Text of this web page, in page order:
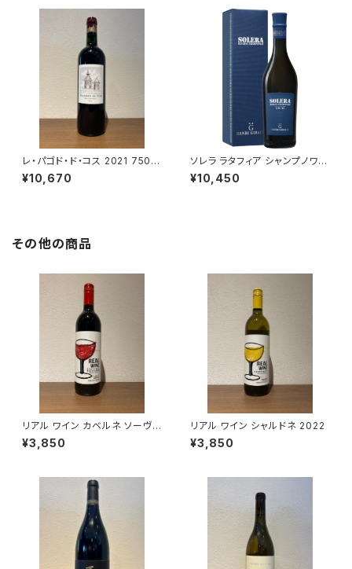
レ・パゴド・ド・コス 2021 750m
l¥10,670
ソレラ ラタフィア シャンプノワ 5
00ml アンリ ジロー
¥10,450
その他の商品
リアル ワイン カベルネ ソーヴィ
ニヨン 2021
¥3,850
リアル ワイン シャルドネ 2022
¥3,850